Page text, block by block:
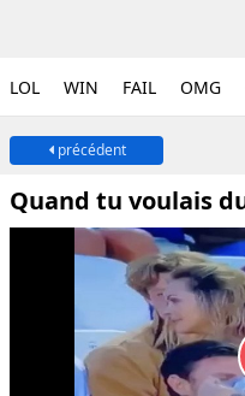
LOL WIN FAIL OMG
précédent
Quand tu voulais